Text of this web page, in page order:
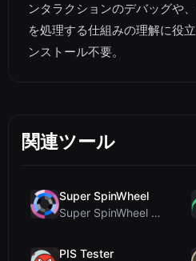
ンタラクションのデバッグや
を処理する仕組みの理解に役
ンストール不要。
関連ツール
Super SpinWheel
Super SpinWheel レビュー：プライバシー最優先の無料ホイールスピナーでランダム抽選
PIS Tester